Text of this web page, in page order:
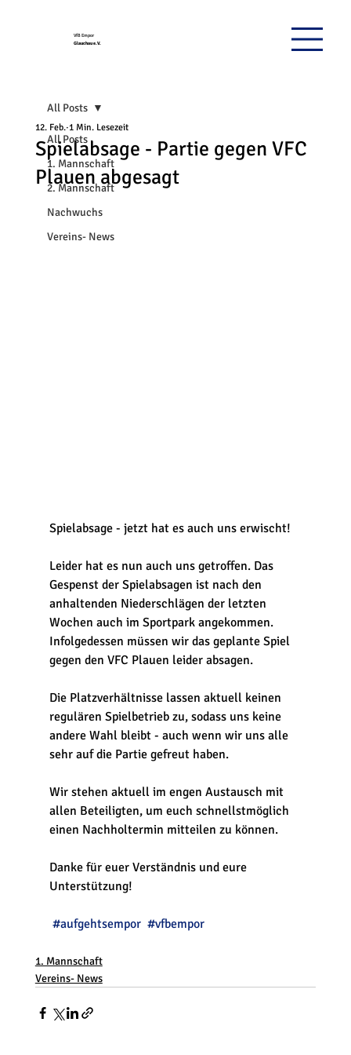
VfB Empor
Glauchau e.V.
All Posts
1. Mannschaft
2. Mannschaft
Nachwuchs
Vereins- News
All Posts
Spielabsage - Partie gegen VFC
Plauen abgesagt
12. Feb. 1 Min. Lesezeit
Spielabsage - jetzt hat es auch uns erwischt!
Leider hat es nun auch uns getroffen. Das
Gespenst der Spielabsagen ist nach den
anhaltenden Niederschlägen der letzten
Wochen auch im Sportpark angekommen.
Infolgedessen müssen wir das geplante Spiel
gegen den VFC Plauen leider absagen.
Die Platzverhältnisse lassen aktuell keinen
regulären Spielbetrieb zu, sodass uns keine
andere Wahl bleibt - auch wenn wir uns alle
sehr auf die Partie gefreut haben.
Wir stehen aktuell im engen Austausch mit
allen Beteiligten, um euch schnellstmöglich
einen Nachholtermin mitteilen zu können.
Danke für euer Verständnis und eure
Unterstützung!
#aufgehtsempor #vfbempor
1. Mannschaft
Vereins- News